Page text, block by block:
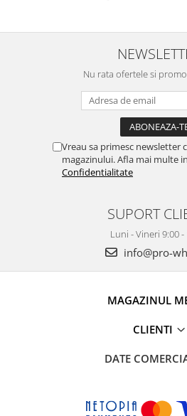
Nu rata ofertele si
Vreau sa primesc newsletter
magazinului. Afla mai multe in
Confidentialitate
SUPORT
Luni - Vineri 9:00 -
info@pro-
MAGAZINUL
CLIENTI
DATE